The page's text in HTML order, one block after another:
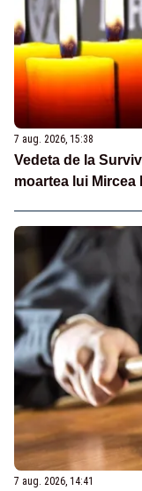
7 aug. 2026, 15:38
Vedeta de la
moartea lui Mircea
7 aug. 2026, 14:41